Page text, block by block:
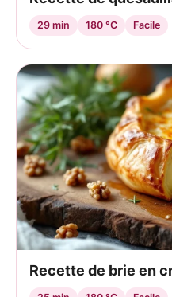
29 min 180 °C Facile
Recette de brie en